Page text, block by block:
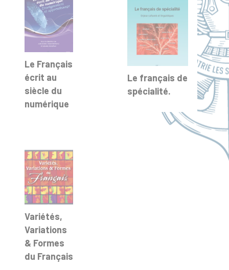
Le Français
écrit au
siècle du
numérique
Le français de
spécialité.
Variétés,
Variations
& Formes
du Français